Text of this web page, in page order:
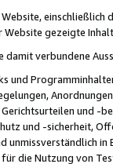
gezeigte
damit verbundene
und
und -
und -sicherheit,
unmissverständlich
die Nutzung von